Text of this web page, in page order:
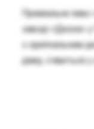
Преміальне
заводі «Десна»
з оригінальним
діжку,